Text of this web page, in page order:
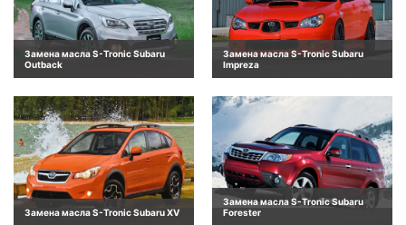
Замена масла S-Tronic Subaru
Outback
Замена масла S-Tronic Subaru
Impreza
Замена масла S-Tronic Subaru XV
Замена масла S-Tronic Subaru
Forester